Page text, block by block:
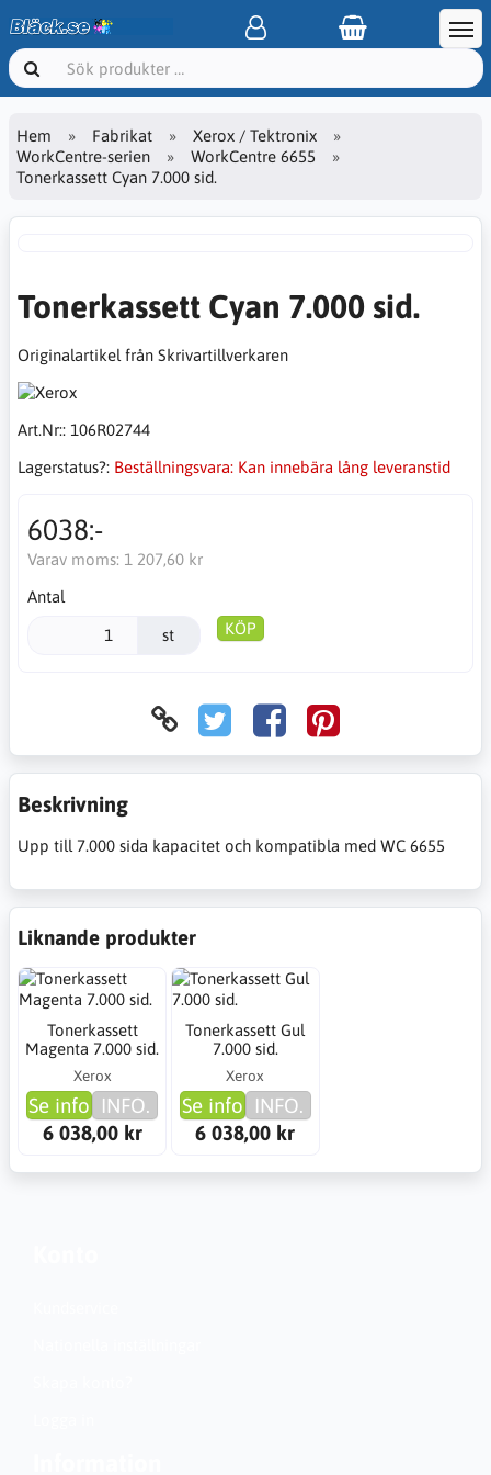
Hem Fabrikat
Xerox / Tektronix
WorkCentre-serien
WorkCentre 6655
Tonerkassett Cyan 7.000 sid.
Tonerkassett Cyan 7.000 sid.
Originalartikel från Skrivartillverkaren
Art.Nr:: 106R02744
Lagerstatus?: Beställningsvara: Kan innebära lång leveranstid
6038:-
Varav moms: 1 207,60 kr
Antal
st KÖP
Beskrivning
Upp till 7.000 sida kapacitet och kompatibla med WC 6655
Liknande produkter
Tonerkassett
Magenta 7.000 sid.
Xerox
Se info INFO.
6 038,00 kr
Tonerkassett Gul
7.000 sid.
Xerox
Se info INFO.
6 038,00 kr